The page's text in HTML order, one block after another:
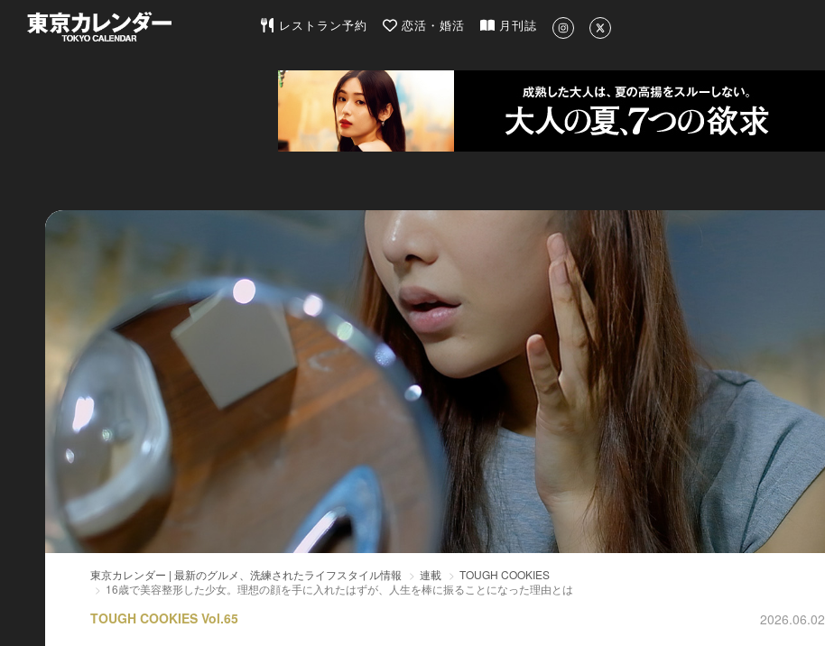
東京カレンダー | 最新のグルメ、洗練されたライフスタイル情報
レストラン予約 恋活・婚活 月刊誌
東京カレンダー | 最新のグルメ、洗練されたライフスタイル情報 連載
TOUGH COOKIES
16歳で美容整形した少女。理想の顔を手に入れたはずが、人生を棒に振ることになった理由とは
TOUGH COOKIES Vol.65 2026.06.02